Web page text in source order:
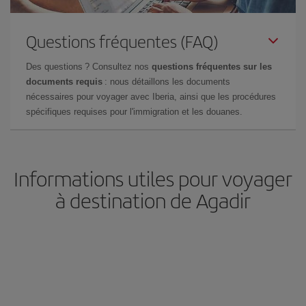
Questions fréquentes (FAQ)
Des questions ? Consultez nos questions fréquentes sur les
documents requis : nous détaillons les documents
nécessaires pour voyager avec Iberia, ainsi que les procédures
spécifiques requises pour l'immigration et les douanes.
Informations utiles pour voyager
à destination de Agadir